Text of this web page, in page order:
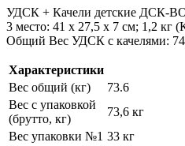
УДСК + Качели детские ДСК-ВО
3 место: 41 х 27,5 х 7 см; 1,2 кг
Общий Вес УДСК с качелями:
Характеристики
Вес общий (кг)
73.6
Вес с упаковкой
(брутто, кг)
73,6 кг
Вес упаковки №1 33 кг